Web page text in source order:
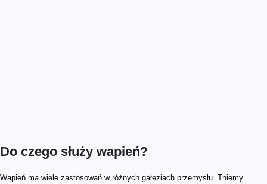
Do czego służy wapień?
Wapień ma wiele zastosowań w różnych gałęziach przemysłu. Tniemy